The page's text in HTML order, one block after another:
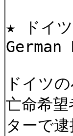
★ ドイ
ドイツ
亡命希
ターで